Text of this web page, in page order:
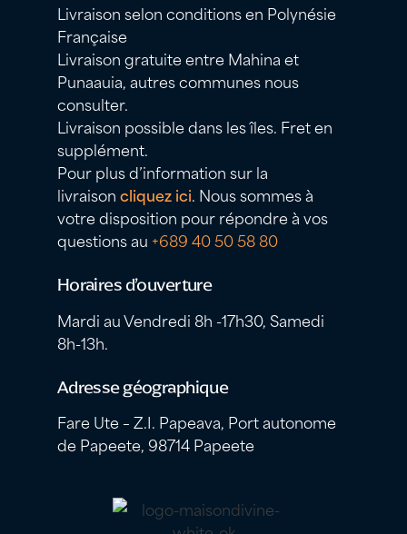
Livraison selon conditions en Polynésie
Française
Livraison gratuite entre Mahina et
Punaauia, autres communes nous
consulter.
Livraison possible dans les îles. Fret en
supplément.
Pour plus d’information sur la
livraisoncliquez ici. Nous sommes à
votre disposition pour répondre à vos
questions au +689 40 50 58 80
Horaires d’ouverture
Mardi au Vendredi 8h -17h30, Samedi
8h-13h.
Adresse géographique
Fare Ute – Z.I. Papeava, Port autonome
de Papeete, 98714 Papeete